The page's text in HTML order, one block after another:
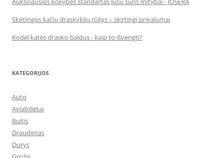
Skirtingos kačių draskyklių rūšys – skirtingi privalumai
Kodėl katės drasko baldus - kaip to išvengti?
KATEGORIJOS
Auto
Aviabilietai
Buitis
Draudimas
Durys